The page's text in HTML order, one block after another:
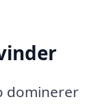
dominerer